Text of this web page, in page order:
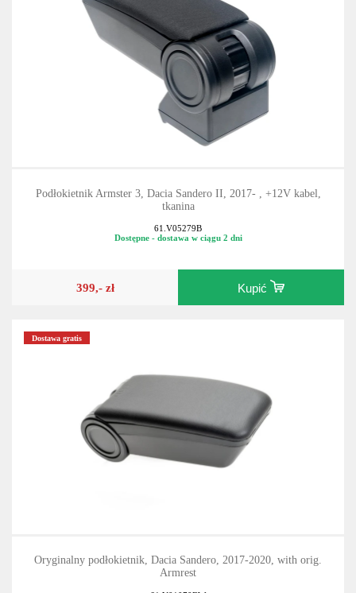
Podłokietnik Armster 3, Dacia Sandero II, 2017- , +12V kabel,
tkanina
61.V05279B
Dostępne - dostawa w ciągu 2 dni
399,- zł Kupić
Dostawa gratis
Oryginalny podłokietnik, Dacia Sandero, 2017-2020, with orig.
Armrest